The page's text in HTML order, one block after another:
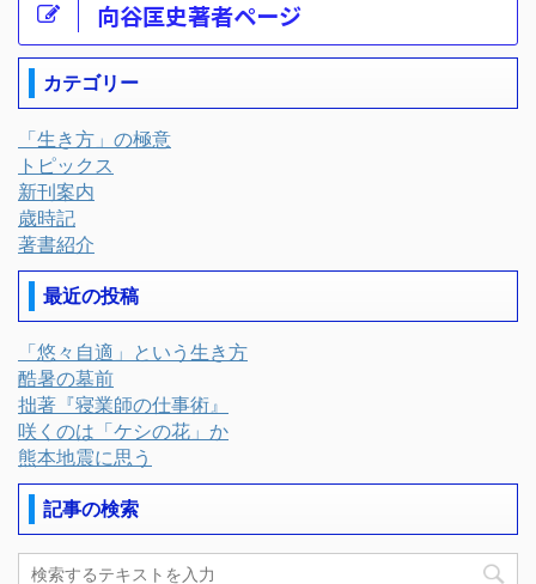
向谷匡史著者ページ
カテゴリー
「生き方」の極意
トピックス
新刊案内
歳時記
著書紹介
最近の投稿
「悠々自適」という生き方
酷暑の墓前
拙著『寝業師の仕事術』
咲くのは「ケシの花」か
熊本地震に思う
記事の検索